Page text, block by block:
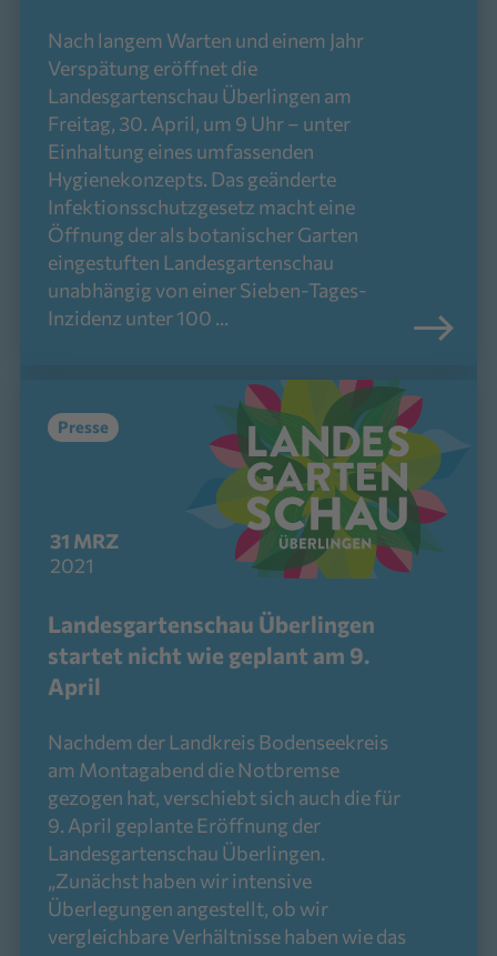
Nach langem Warten und einem Jahr
Verspätung eröffnet die
Landesgartenschau Überlingen am
Freitag, 30. April, um 9 Uhr – unter
Einhaltung eines umfassenden
Hygienekonzepts. Das geänderte
Infektionsschutzgesetz macht eine
Öffnung der als botanischer Garten
eingestuften Landesgartenschau
unabhängig von einer Sieben-Tages-
Inzidenz unter 100 ...
31 MRZ
2021
Presse
Landesgartenschau Überlingen
startet nicht wie geplant am 9.
April
Nachdem der Landkreis Bodenseekreis
am Montagabend die Notbremse
gezogen hat, verschiebt sich auch die für
9. April geplante Eröffnung der
Landesgartenschau Überlingen.
„Zunächst haben wir intensive
Überlegungen angestellt, ob wir
vergleichbare Verhältnisse haben wie das